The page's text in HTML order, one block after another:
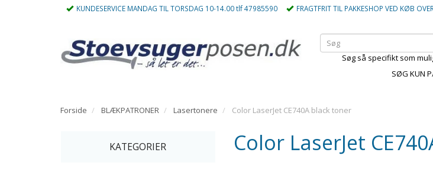
KUNDESERVICE MANDAG TIL TORSDAG 10-14.00 tlf 47985590 FRAGTFRIT TIL PAKKESHOP VED KØB
Søg så specifikt som
SØG KUN
Forside BLÆKPATRONER Lasertonere Color LaserJet CE740A black toner
KATEGORIER Color LaserJet